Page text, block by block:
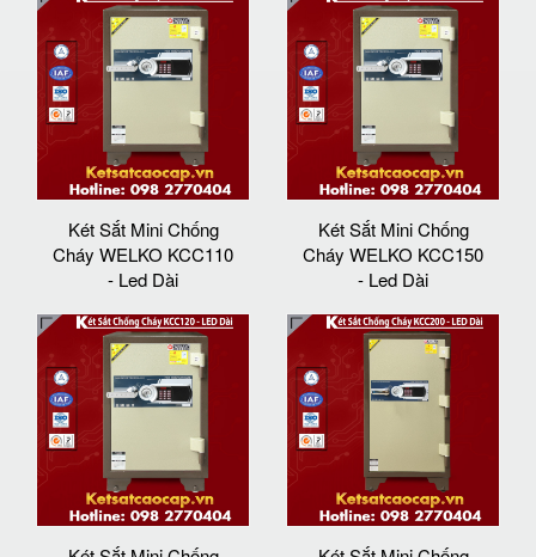
Két Sắt Mini Chống
Cháy WELKO KCC110
- Led Dài
Két Sắt Mini Chống
Cháy WELKO KCC150
- Led Dài